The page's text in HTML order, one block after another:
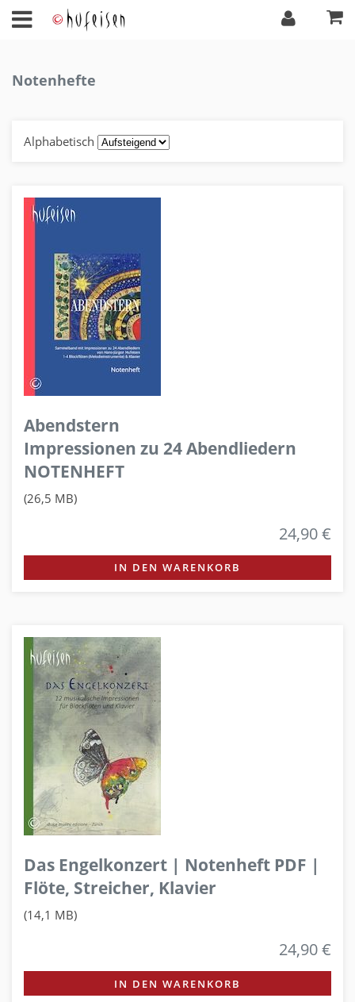
Notenhefte
Alphabetisch
Abendstern
Impressionen zu 24 Abendliedern
NOTENHEFT
(26,5 MB)
24,90 €
IN DEN WARENKORB
Das Engelkonzert | Notenheft PDF |
Flöte, Streicher, Klavier
(14,1 MB)
24,90 €
IN DEN WARENKORB